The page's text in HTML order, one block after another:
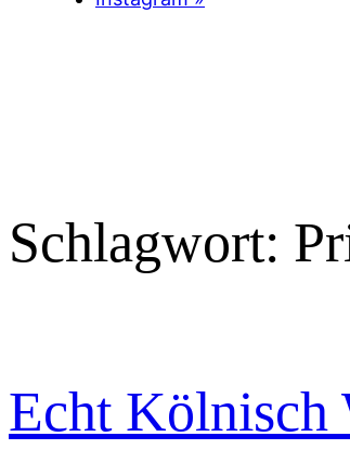
Schlagwort:
Echt Kölnisch